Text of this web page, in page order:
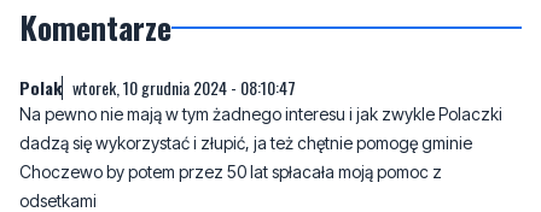
Komentarze
Polak wtorek, 10 grudnia 2024 - 08:10:47
Na pewno nie mają w tym żadnego interesu i jak zwykle Polaczki
dadzą się wykorzystać i złupić, ja też chętnie pomogę gminie
Choczewo by potem przez 50 lat spłacała moją pomoc z
odsetkami